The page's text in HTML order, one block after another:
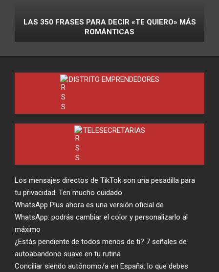
LAS 350 FRASES PARA DECIR «TE QUIERO» MÁS
ROMÁNTICAS
DISTRITO EMPRENDEDORES
TELESECRETARIAS
Los mensajes directos de TikTok son una pesadilla para
tu privacidad. Ten mucho cuidado
WhatsApp Plus ahora es una versión oficial de
WhatsApp: podrás cambiar el color y personalizarlo al
máximo
¿Estás pendiente de todos menos de ti? 7 señales de
autoabandono suave en tu rutina
Conciliar siendo autónomo/a en España: lo que debes